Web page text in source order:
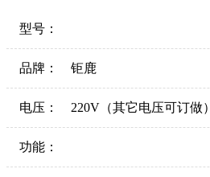
型号：
品牌： 钜鹿
电压： 220V（其它电压可订做）
功能：